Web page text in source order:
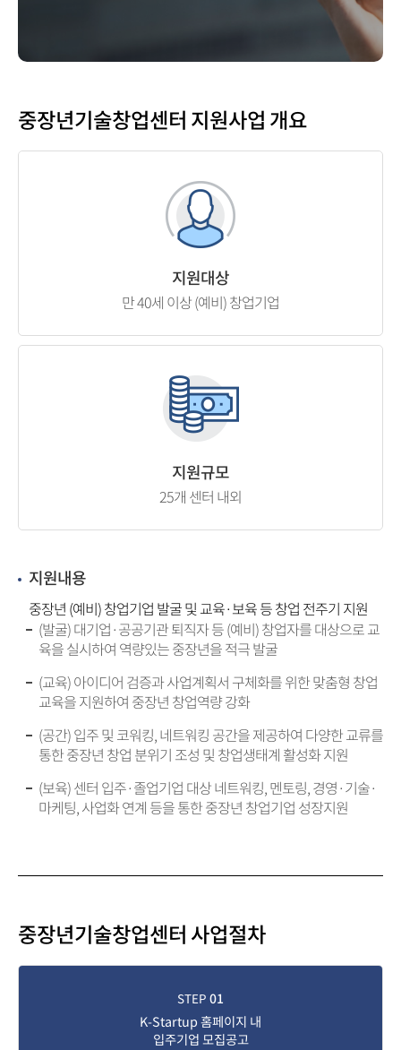
중장년기술창업센터 지원사업 개요
지원대상
만 40세 이상 (예비) 창업기업
지원규모
25개 센터 내외
지원내용
중장년 (예비) 창업기업 발굴 및 교육·보육 등 창업 전주기 지원
(발굴) 대기업·공공기관 퇴직자 등 (예비) 창업자를 대상으로 교
육을 실시하여 역량있는 중장년을 적극 발굴
(교육) 아이디어 검증과 사업계획서 구체화를 위한 맞춤형 창업
교육을 지원하여 중장년 창업역량 강화
(공간) 입주 및 코워킹, 네트워킹 공간을 제공하여 다양한 교류를
통한 중장년 창업 분위기 조성 및 창업생태계 활성화 지원
(보육) 센터 입주·졸업기업 대상 네트워킹, 멘토링, 경영·기술·
마케팅, 사업화 연계 등을 통한 중장년 창업기업 성장지원
중장년기술창업센터 사업절차
STEP 01
K-Startup 홈페이지 내
입주기업 모집공고